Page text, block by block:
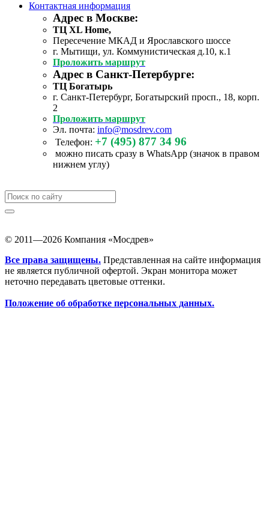
Контактная информация
Адрес в Москве:
ТЦ XL Home,
Пересечение МКАД и Ярославского шоссе
г. Мытищи, ул. Коммунистическая д.10, к.1
Проложить маршрут
Адрес в Санкт-Петербурге:
ТЦ Богатырь
г. Санкт-Петербург, Богатырский просп., 18, корп.
2
Проложить маршрут
Эл. почта: info@mosdrev.com
Телефон: +7 (495) 877 34 96
можно писать сразу в WhatsApp (значок в правом
нижнем углу)
© 2011—2026 Компания «Мосдрев»
Все права защищены. Представленная на сайте информация
не является публичной офертой. Экран монитора может
неточно передавать цветовые оттенки.
Положение об обработке персональных данных.